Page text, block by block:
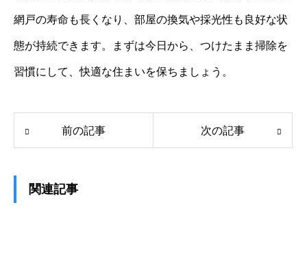
網戸の寿命も長くなり、部屋の換気や採光性も良好な状
態が持続できます。まずは今日から、つけたまま掃除を
習慣にして、快適な住まいを保ちましょう。
前の記事 次の記事
関連記事